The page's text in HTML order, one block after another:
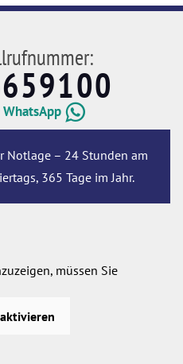
Notlage – 24 Stunden am
365 Tage im Jahr.
müssen Sie